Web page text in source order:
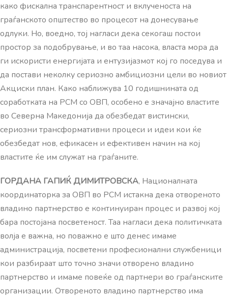
како фискална транспарентност и вклученоста на
граѓанското општество во процесот на донесување
одлуки. Но, воедно, тој нагласи дека секогаш постои
простор за подобрување, и во таа насока, власта мора да
ги искористи енергијата и ентузијазмот кој го поседува и
да постави неколку сериозно амбициозни цели во новиот
Акциски план. Како наближува 10 годишнината од
соработката на РСМ со ОВП, особено е значајно властите
во Северна Македонија да обезбедат вистински,
сериозни трансформативни процеси и идеи кои ќе
обезбедат нов, ефикасен и ефективен начин на кој
властите ќе им служат на граѓаните.
ГОРДАНА ГАПИЌ ДИМИТРОВСКА, Националната
координаторка за ОВП во РСМ истакна дека отвореното
владино партнерство е континуиран процес и развој кој
бара постојана посветеност. Таа нагласи дека политичката
волја е важна, но поважно е што денес имаме
администрација, посветени професионални службеници
кои разбираат што точно значи отворено владино
партнерство и имаме повеќе од партнери во граѓанските
организации. Отвореното владино партнерство има